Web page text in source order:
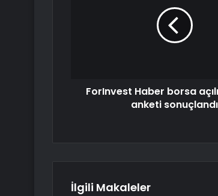
ForInvest Haber borsa
anketi sonuçlandı
İlgili Makaleler